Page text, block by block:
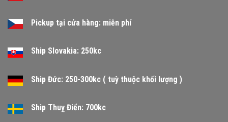
Pickup tại cửa hàng: miễn phí
Ship Slovakia: 250kc
Ship Đức: 250-300kc ( tuỳ thuộc khối lượng )
Ship Thuỵ Điển: 700kc